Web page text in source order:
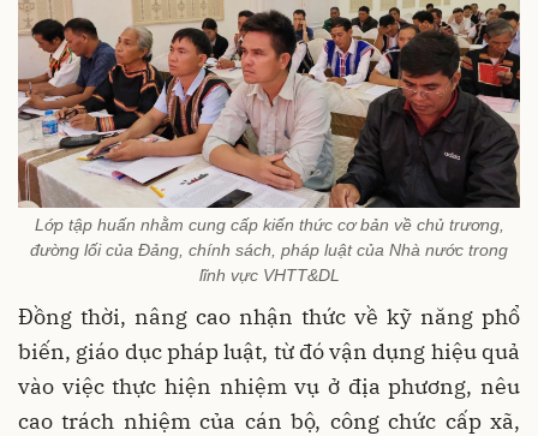
Lớp tập huấn nhằm cung cấp kiến thức cơ bản về chủ trương,
đường lối của Đảng, chính sách, pháp luật của Nhà nước trong
lĩnh vực VHTT&DL
Đồng thời, nâng cao nhận thức về kỹ năng phổ
biến, giáo dục pháp luật, từ đó vận dụng hiệu quả
vào việc thực hiện nhiệm vụ ở địa phương, nêu
cao trách nhiệm của cán bộ, công chức cấp xã,